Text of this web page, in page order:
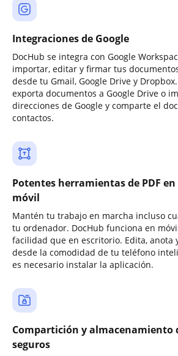
Integraciones de Google
DocHub se integra con Google
importar, editar y firmar tus
desde tu Gmail, Google Drive y
exporta documentos a Google Drive o
direcciones de Google y comparte el
contactos.
Potentes herramientas de PDF
móvil
Mantén tu trabajo en marcha incluso
tu ordenador. DocHub funciona en
facilidad que en escritorio. Edita, anota
desde la comodidad de tu teléfono
es necesario instalar la aplicación.
Compartición y almacenamiento
seguros